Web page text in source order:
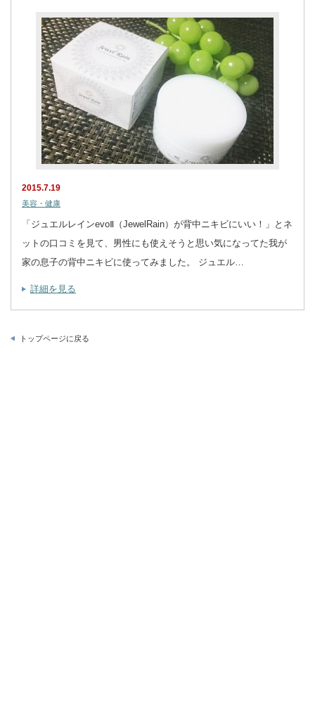
2015.7.19
美容・健康
「ジュエルレインevoⅡ（JewelRain）が背中ニキビにいい！」とネ
ットの口コミを見て、男性にも使えそうと思い気になってた我が
家の息子の背中ニキビに使ってみました。 ジュエル…
詳細を見る
トップページに戻る